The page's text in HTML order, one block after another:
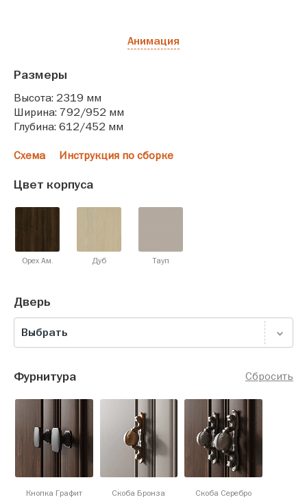
Анимация
Размеры
Высота: 2319 мм
Ширина: 792/952 мм
Глубина: 612/452 мм
Схема Инструкция по сборке
Цвет корпуса
Орех Ам. Дуб Тауп
Дверь
Выбрать
Сбросить
Фурнитура
Кнопка Графит Скоба Бронза Скоба Серебро